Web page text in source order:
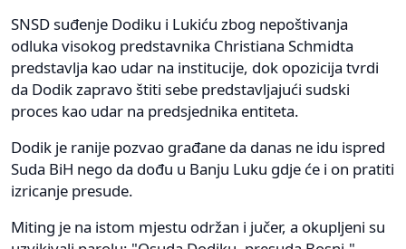
SNSD suđenje Dodiku i Lukiću zbog nepoštivanja
odluka visokog predstavnika Christiana Schmidta
predstavlja kao udar na institucije, dok opozicija tvrdi
da Dodik zapravo štiti sebe predstavljajući sudski
proces kao udar na predsjednika entiteta.
Dodik je ranije pozvao građane da danas ne idu ispred
Suda BiH nego da dođu u Banju Luku gdje će i on pratiti
izricanje presude.
Miting je na istom mjestu održan i jučer, a okupljeni su